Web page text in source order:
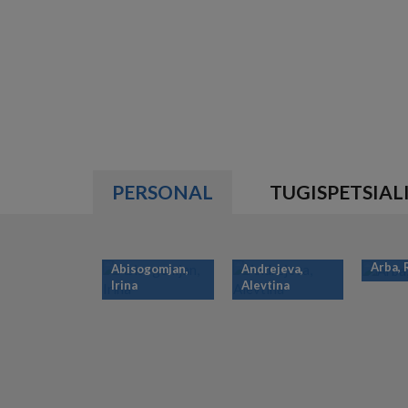
PERSONAL
Abisogomjan,
Irina
Andrejeva,
Alevtina
Arba,
PAGINATION